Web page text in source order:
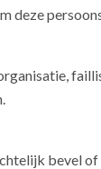
deze
bevel